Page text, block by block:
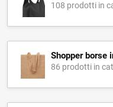
108 prodotti in
Shopper borse
86 prodotti in